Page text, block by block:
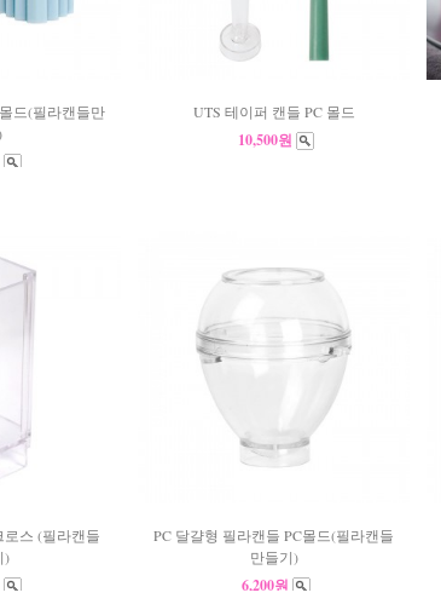
드(필라캔들만
UTS 테이퍼 캔들 PC 몰드
10,500원
로스 (필라캔들
)
PC 달걀형 필라캔들 PC몰드(필라캔들
만들기)
6,200원